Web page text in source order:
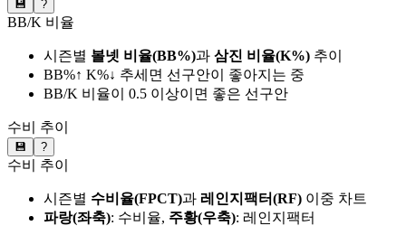
💾 ?
BB/K 비율
시즌별 볼넷 비율(BB%)과 삼진 비율(K%) 추이
BB%↑ K%↓ 추세면 선구안이 좋아지는 중
BB/K 비율이 0.5 이상이면 좋은 선구안
수비 추이
💾 ?
수비 추이
시즌별 수비율(FPCT)과 레인지팩터(RF) 이중 차트
파랑(좌축): 수비율, 주황(우축): 레인지팩터